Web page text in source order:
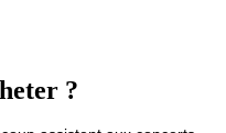
?